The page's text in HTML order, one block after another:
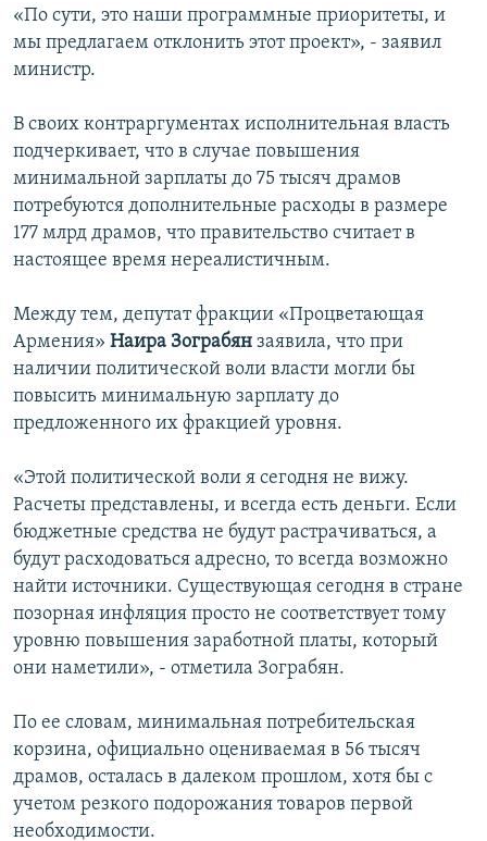
«По сути, это наши программные приоритеты, и
мы предлагаем отклонить этот проект», - заявил
министр.
В своих контраргументах исполнительная власть
подчеркивает, что в случае повышения
минимальной зарплаты до 75 тысяч драмов
потребуются дополнительные расходы в размере
177 млрд драмов, что правительство считает в
настоящее время нереалистичным.
Между тем, депутат фракции «Процветающая
Армения» Наира Зограбян заявила, что при
наличии политической воли власти могли бы
повысить минимальную зарплату до
предложенного их фракцией уровня.
«Этой политической воли я сегодня не вижу.
Расчеты представлены, и всегда есть деньги. Если
бюджетные средства не будут растрачиваться, а
будут расходоваться адресно, то всегда возможно
найти источники. Существующая сегодня в стране
позорная инфляция просто не соответствует тому
уровню повышения заработной платы, который
они наметили», - отметила Зограбян.
По ее словам, минимальная потребительская
корзина, официально оцениваемая в 56 тысяч
драмов, осталась в далеком прошлом, хотя бы с
учетом резкого подорожания товаров первой
необходимости.